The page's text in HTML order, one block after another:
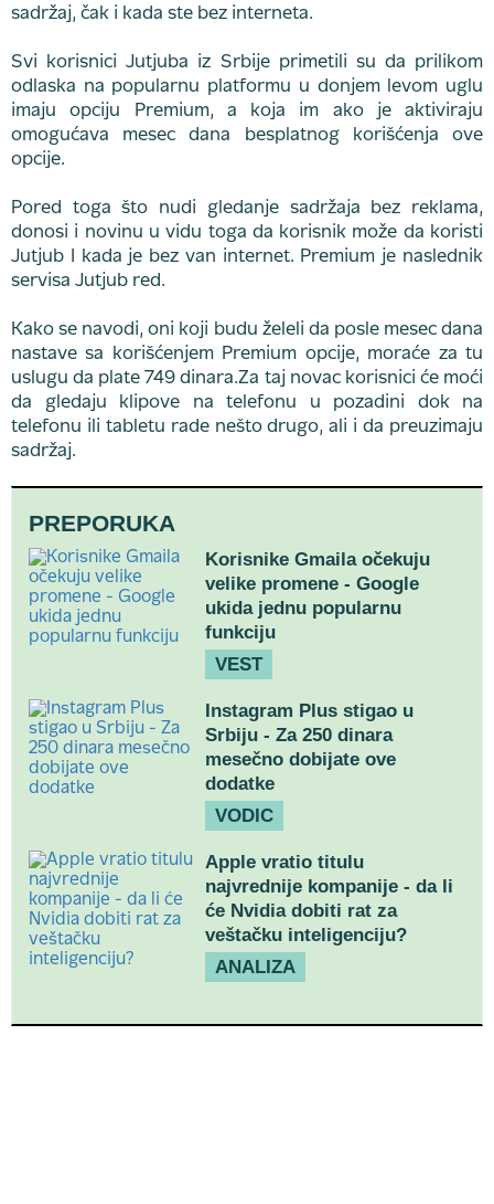
sadržaj, čak i kada ste bez interneta.
Svi korisnici Jutjuba iz Srbije primetili su da prilikom
odlaska na popularnu platformu u donjem levom uglu
imaju opciju Premium, a koja im ako je aktiviraju
omogućava mesec dana besplatnog korišćenja ove
opcije.
Pored toga što nudi gledanje sadržaja bez reklama,
donosi i novinu u vidu toga da korisnik može da koristi
Jutjub I kada je bez van internet. Premium je naslednik
servisa Jutjub red.
Kako se navodi, oni koji budu želeli da posle mesec dana
nastave sa korišćenjem Premium opcije, moraće za tu
uslugu da plate 749 dinara.Za taj novac korisnici će moći
da gledaju klipove na telefonu u pozadini dok na
telefonu ili tabletu rade nešto drugo, ali i da preuzimaju
sadržaj.
PREPORUKA
Korisnike Gmaila očekuju
velike promene - Google
ukida jednu popularnu
funkciju
VEST
Instagram Plus stigao u
Srbiju - Za 250 dinara
mesečno dobijate ove
dodatke
VODIC
Apple vratio titulu
najvrednije kompanije - da li
će Nvidia dobiti rat za
veštačku inteligenciju?
ANALIZA